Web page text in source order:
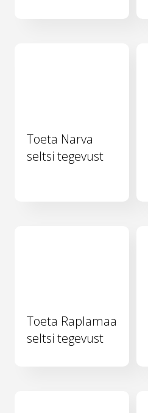
Toeta Narva
seltsi tegevust
Toeta Raplamaa
seltsi tegevust